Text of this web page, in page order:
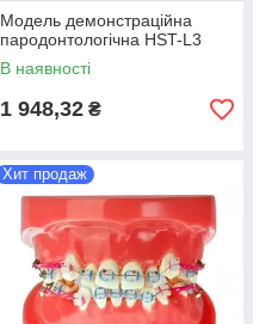
Модель демонстраційна
пародонтологічна HST-L3
В наявності
1 948,32 ₴
Хит продаж